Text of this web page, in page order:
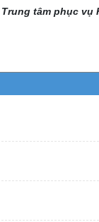
Trung tâm phục vụ